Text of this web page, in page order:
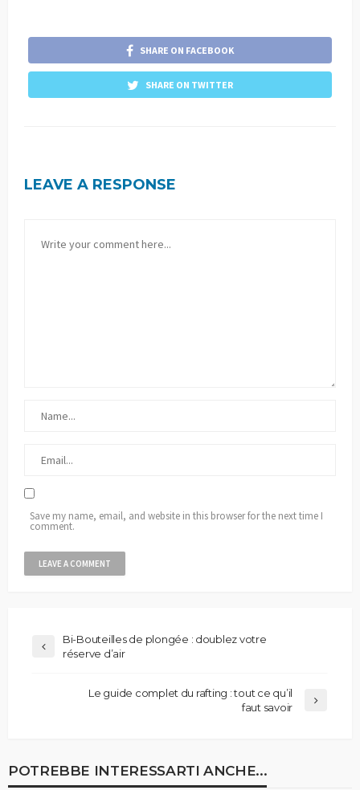
SHARE ON FACEBOOK
SHARE ON TWITTER
LEAVE A RESPONSE
Save my name, email, and website in this browser for the next time I
comment.
Bi-Bouteilles de plongée : doublez votre
réserve d’air
Le guide complet du rafting : tout ce qu’il
faut savoir
POTREBBE INTERESSARTI ANCHE...